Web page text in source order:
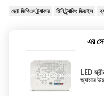
ছোট জিপিএস ট্র্যাকার মিনি ট্র্যাকিং ডিভাইস
এর
LED
জ্যামার